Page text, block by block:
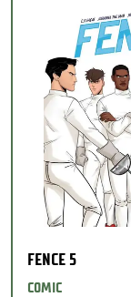
FENCE 5
COMIC